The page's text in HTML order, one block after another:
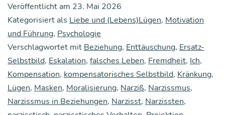
Über
Nar­
ziss­
Veröffentlicht am 23. Mai 2026
Kategorisiert als Liebe und (Lebens)Lügen, Motivation
und Führung, Psychologie
Verschlagwortet mit Beziehung, Enttäuschung, Ersatz-
Selbstbild, Eskalation, falsches Leben, Fremdheit, Ich,
Kompensation, kompensatorisches Selbstbild, Kränkung,
Lügen, Masken, Moralisierung, Narziß, Narzissmus,
Narzissmus in Beziehungen, Narzisst, Narzissten,